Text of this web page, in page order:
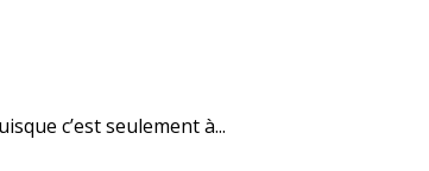
c’est seulement à...